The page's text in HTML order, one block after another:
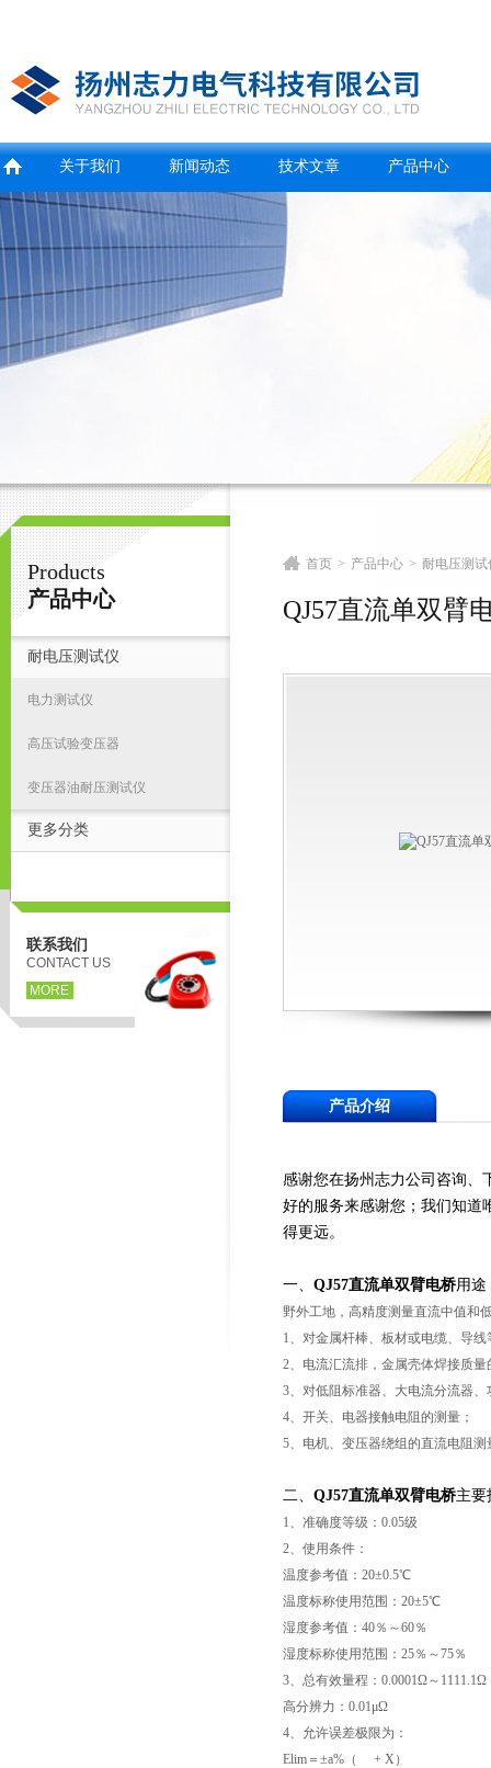
扬州志力电气科技有限公司/扬州高压测试仪
关于我们 新闻动态 技术文章 产品中心
Products
产品中心
耐电压测试仪
电力测试仪
高压试验变压器
变压器油耐压测试仪
更多分类
联系我们
CONTACT US
MORE
首页 > 产品中心 > 耐电压测试
QJ57直流单双臂
产品介绍
感谢您在扬州志力公司咨询、
好的服务来感谢您；我们知道
得更远。
一、 QJ57直流单双臂电桥用途
野外工地，高精度测量直流中值和
1、对金属杆棒、板材或电缆、导
2、电流汇流排，金属壳体焊接质量
3、对低阻标准器、大电流分流器
4、开关、电器接触电阻的测量；
5、电机、变压器绕组的直流电阻
二、 QJ57直流单双臂电桥主要
1、准确度等级：0.05级
2、使用条件：
温度参考值：20±0.5℃
温度标称使用范围：20±5℃
湿度参考值：40％～60％
湿度标称使用范围：25％～75％
3、总有效量程：0.0001Ω～1111.1Ω
高分辨力：0.01μΩ
4、允许误差极限为：
Elim＝±a%（ + X）